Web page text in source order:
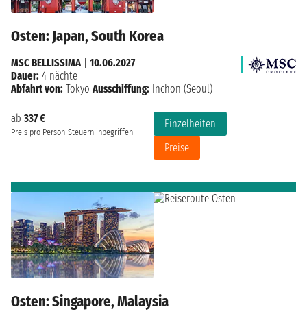
Osten: Japan, South Korea
ab 337 €
Preis pro Person Steuern inbegriffen
Einzelheiten
Preise
MSC BELLISSIMA| 10.06.2027
Dauer: 4 nächte
Abfahrt von: Tokyo Ausschiffung: Inchon (Seoul)
Osten: Singapore, Malaysia